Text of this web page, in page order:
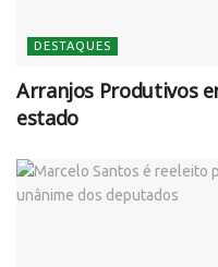
DESTAQUES
Arranjos Produtivos
estado